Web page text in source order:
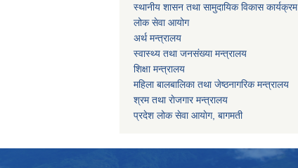
स्थानीय शासन तथा सामुदायिक विकास कार्यक्रम
लोक सेवा आयोग
अर्थ मन्त्रालय
स्वास्थ्य तथा जनस‌ंख्या मन्त्रालय
शिक्षा मन्त्रालय
महिला बालबालिका तथा जेष्ठनागरिक मन्त्रालय
श्रम तथा राेजगार मन्त्रालय
प्रदेश लोक सेवा आयाेग, बागमती